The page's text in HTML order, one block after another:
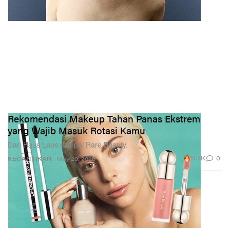
KECANTIKAN
Rekomendasi Makeup Tahan Panas Ekstrem
yang Wajib Masuk Rotasi Kamu
Dari Haus Labs sampai Rare Beauty.
May 20, 2026 11.4K 0